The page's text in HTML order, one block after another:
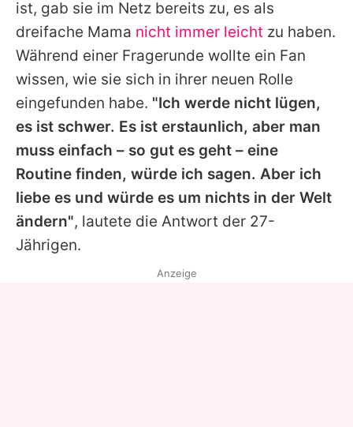
ist, gab sie im Netz bereits zu, es als
dreifache Mama nicht immer leicht zu haben.
Während einer Fragerunde wollte ein Fan
wissen, wie sie sich in ihrer neuen Rolle
eingefunden habe. "Ich werde nicht lügen,
es ist schwer. Es ist erstaunlich, aber man
muss einfach – so gut es geht – eine
Routine finden, würde ich sagen. Aber ich
liebe es und würde es um nichts in der Welt
ändern", lautete die Antwort der 27-
Jährigen.
Anzeige